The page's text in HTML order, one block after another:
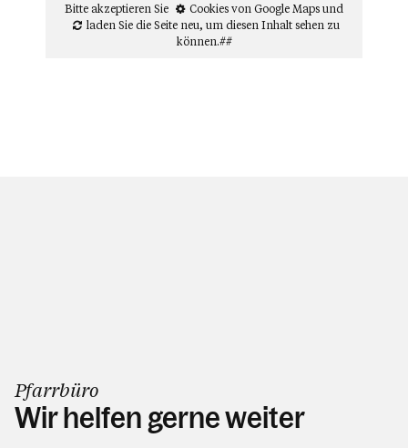
Bitte akzeptieren Sie
Cookies von Google Mapsund
laden Sie die Seite neu, um diesen Inhalt sehen zu
können.##
Pfarrbüro
Wir helfen gerne weiter